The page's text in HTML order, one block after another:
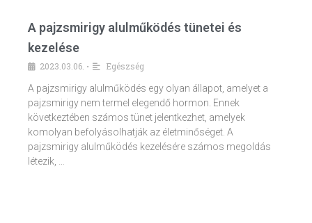
A pajzsmirigy alulműködés tünetei és
kezelése
2023.03.06. •
Egészség
A pajzsmirigy alulműködés egy olyan állapot, amelyet a
pajzsmirigy nem termel elegendő hormon. Ennek
következtében számos tünet jelentkezhet, amelyek
komolyan befolyásolhatják az életminőséget. A
pajzsmirigy alulműködés kezelésére számos megoldás
létezik, …